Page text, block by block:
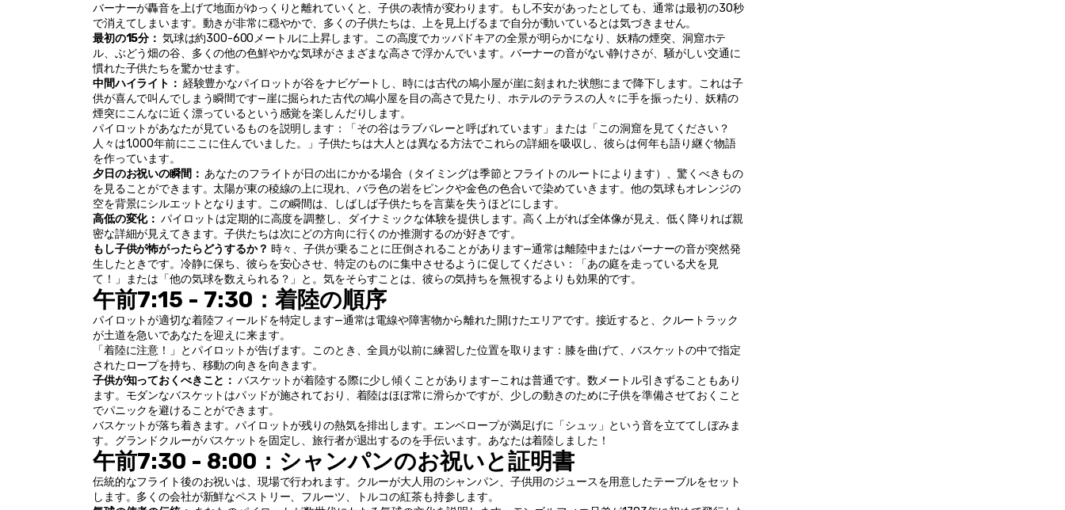
バーナーが轟音を上げて地面がゆっくりと離れていくと、子供の表情が変わります。もし不安があったとしても、通常は最初の30秒
で消えてしまいます。動きが非常に穏やかで、多くの子供たちは、上を見上げるまで自分が動いているとは気づきません。
最初の15分： 気球は約300-600メートルに上昇します。この高度でカッパドキアの全景が明らかになり、妖精の煙突、洞窟ホテ
ル、ぶどう畑の谷、多くの他の色鮮やかな気球がさまざまな高さで浮かんでいます。バーナーの音がない静けさが、騒がしい交通に
慣れた子供たちを驚かせます。
中間ハイライト： 経験豊かなパイロットが谷をナビゲートし、時には古代の鳩小屋が崖に刻まれた状態にまで降下します。これは子
供が喜んで叫んでしまう瞬間です—崖に掘られた古代の鳩小屋を目の高さで見たり、ホテルのテラスの人々に手を振ったり、妖精の
煙突にこんなに近く漂っているという感覚を楽しんだりします。
パイロットがあなたが見ているものを説明します：「その谷はラブバレーと呼ばれています」または「この洞窟を見てください？
人々は1,000年前にここに住んでいました。」子供たちは大人とは異なる方法でこれらの詳細を吸収し、彼らは何年も語り継ぐ物語
を作っています。
夕日のお祝いの瞬間： あなたのフライトが日の出にかかる場合（タイミングは季節とフライトのルートによります）、驚くべきもの
を見ることができます。太陽が東の稜線の上に現れ、バラ色の岩をピンクや金色の色合いで染めていきます。他の気球もオレンジの
空を背景にシルエットとなります。この瞬間は、しばしば子供たちを言葉を失うほどにします。
高低の変化： パイロットは定期的に高度を調整し、ダイナミックな体験を提供します。高く上がれば全体像が見え、低く降りれば親
密な詳細が見えてきます。子供たちは次にどの方向に行くのか推測するのが好きです。
もし子供が怖がったらどうするか？ 時々、子供が乗ることに圧倒されることがあります—通常は離陸中またはバーナーの音が突然発
生したときです。冷静に保ち、彼らを安心させ、特定のものに集中させるように促してください：「あの庭を走っている犬を見
て！」または「他の気球を数えられる？」と。気をそらすことは、彼らの気持ちを無視するよりも効果的です。
午前7:15 - 7:30：着陸の順序
パイロットが適切な着陸フィールドを特定します—通常は電線や障害物から離れた開けたエリアです。接近すると、クルートラック
が土道を急いであなたを迎えに来ます。
「着陸に注意！」とパイロットが告げます。このとき、全員が以前に練習した位置を取ります：膝を曲げて、バスケットの中で指定
されたロープを持ち、移動の向きを向きます。
子供が知っておくべきこと： バスケットが着陸する際に少し傾くことがあります—これは普通です。数メートル引きずることもあり
ます。モダンなバスケットはパッドが施されており、着陸はほぼ常に滑らかですが、少しの動きのために子供を準備させておくこと
でパニックを避けることができます。
バスケットが落ち着きます。パイロットが残りの熱気を排出します。エンベロープが満足げに「シュッ」という音を立ててしぼみま
す。グランドクルーがバスケットを固定し、旅行者が退出するのを手伝います。あなたは着陸しました！
午前7:30 - 8:00：シャンパンのお祝いと証明書
伝統的なフライト後のお祝いは、現場で行われます。クルーが大人用のシャンパン、子供用のジュースを用意したテーブルをセット
します。多くの会社が新鮮なペストリー、フルーツ、トルコの紅茶も持参します。